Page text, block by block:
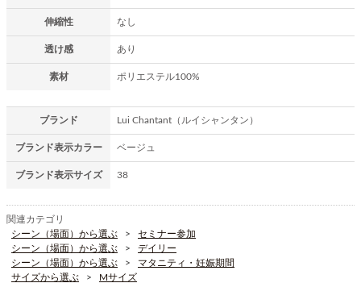
伸縮性 なし
透け感 あり
素材 ポリエステル100%
ブランド Lui Chantant（ルイシャンタン）
ブランド表示カラー ベージュ
ブランド表示サイズ 38
関連カテゴリ
シーン（場面）から選ぶ
セミナー参加
シーン（場面）から選ぶ
デイリー
シーン（場面）から選ぶ
マタニティ・妊娠期間
サイズから選ぶ
Mサイズ